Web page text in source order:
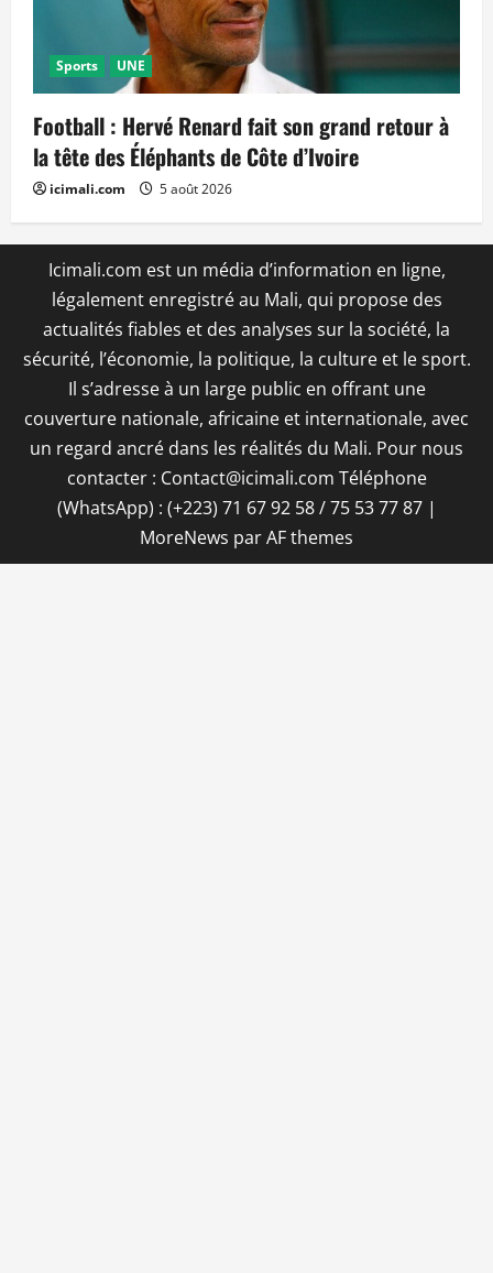
Sports UNE
Football : Hervé Renard fait son grand retour à
la tête des Éléphants de Côte d’Ivoire
icimali.com 5 août 2026
Icimali.com est un média d’information en ligne,
légalement enregistré au Mali, qui propose des
actualités fiables et des analyses sur la société, la
sécurité, l’économie, la politique, la culture et le sport.
Il s’adresse à un large public en offrant une
couverture nationale, africaine et internationale, avec
un regard ancré dans les réalités du Mali. Pour nous
contacter : Contact@icimali.com Téléphone
(WhatsApp) : (+223) 71 67 92 58 / 75 53 77 87 |
MoreNews par AF themes